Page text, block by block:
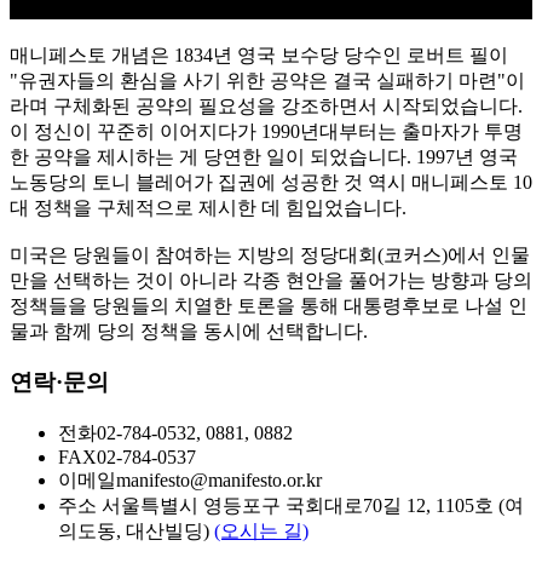
매니페스토 개념은 1834년 영국 보수당 당수인 로버트 필이
"유권자들의 환심을 사기 위한 공약은 결국 실패하기 마련"이
라며 구체화된 공약의 필요성을 강조하면서 시작되었습니다.
이 정신이 꾸준히 이어지다가 1990년대부터는 출마자가 투명
한 공약을 제시하는 게 당연한 일이 되었습니다. 1997년 영국
노동당의 토니 블레어가 집권에 성공한 것 역시 매니페스토 10
대 정책을 구체적으로 제시한 데 힘입었습니다.
미국은 당원들이 참여하는 지방의 정당대회(코커스)에서 인물
만을 선택하는 것이 아니라 각종 현안을 풀어가는 방향과 당의
정책들을 당원들의 치열한 토론을 통해 대통령후보로 나설 인
물과 함께 당의 정책을 동시에 선택합니다.
연락·문의
전화02-784-0532, 0881, 0882
FAX02-784-0537
이메일manifesto@manifesto.or.kr
주소 서울특별시 영등포구 국회대로70길 12, 1105호 (여
의도동, 대산빌딩) (오시는 길)